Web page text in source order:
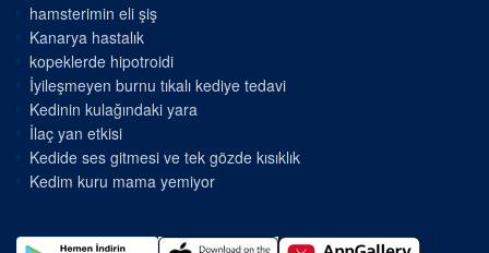
hamsterimin eli şiş
Kanarya hastalık
kopeklerde hipotroidi
İyileşmeyen burnu tıkalı kediye tedavi
Kedinin kulağındaki yara
İlaç yan etkisi
Kedide ses gitmesi ve tek gözde kısıklık
Kedim kuru mama yemiyor